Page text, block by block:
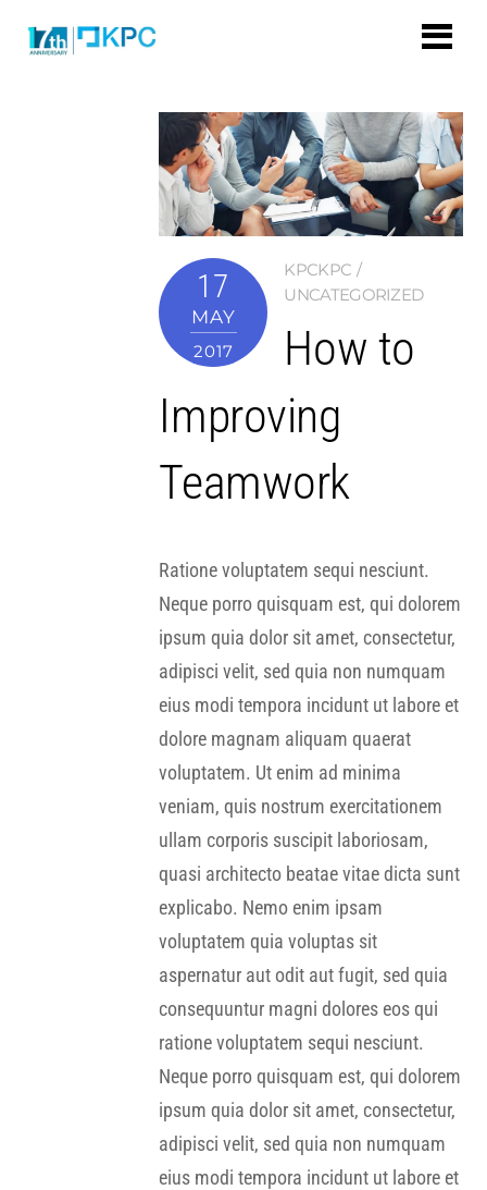
17
MAY
2017
KPCKPC
UNCATEGORIZED
How to
Improving
Teamwork
Ratione voluptatem sequi nesciunt.
Neque porro quisquam est, qui dolorem
ipsum quia dolor sit amet, consectetur,
adipisci velit, sed quia non numquam
eius modi tempora incidunt ut labore et
dolore magnam aliquam quaerat
voluptatem. Ut enim ad minima
veniam, quis nostrum exercitationem
ullam corporis suscipit laboriosam,
quasi architecto beatae vitae dicta sunt
explicabo. Nemo enim ipsam
voluptatem quia voluptas sit
aspernatur aut odit aut fugit, sed quia
consequuntur magni dolores eos qui
ratione voluptatem sequi nesciunt.
Neque porro quisquam est, qui dolorem
ipsum quia dolor sit amet, consectetur,
adipisci velit, sed quia non numquam
eius modi tempora incidunt ut labore et